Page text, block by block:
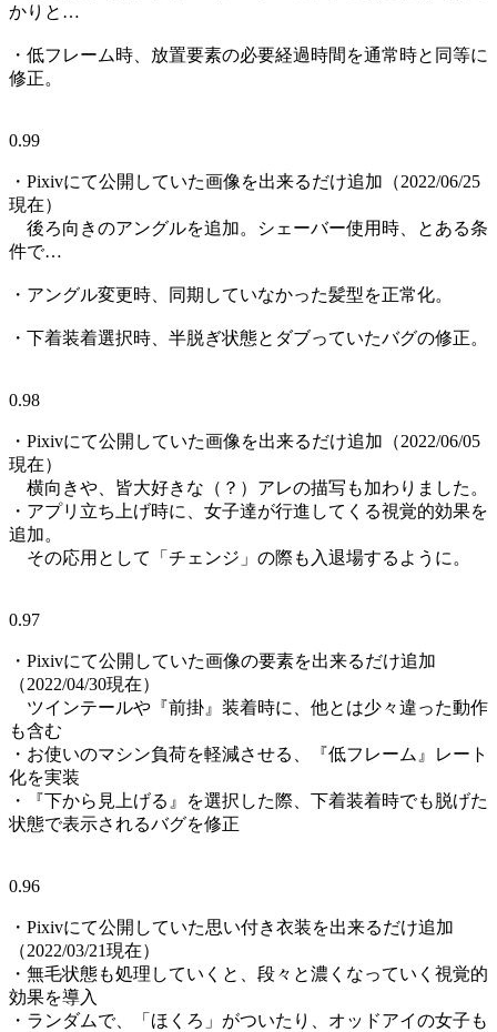
かりと…
・低フレーム時、放置要素の必要経過時間を通常時と同等に
修正。
0.99
・Pixivにて公開していた画像を出来るだけ追加（2022/06/25
現在）
後ろ向きのアングルを追加。シェーバー使用時、とある条
件で…
・アングル変更時、同期していなかった髪型を正常化。
・下着装着選択時、半脱ぎ状態とダブっていたバグの修正。
0.98
・Pixivにて公開していた画像を出来るだけ追加（2022/06/05
現在）
横向きや、皆大好きな（？）アレの描写も加わりました。
・アプリ立ち上げ時に、女子達が行進してくる視覚的効果を
追加。
その応用として「チェンジ」の際も入退場するように。
0.97
・Pixivにて公開していた画像の要素を出来るだけ追加
（2022/04/30現在）
ツインテールや『前掛』装着時に、他とは少々違った動作
も含む
・お使いのマシン負荷を軽減させる、『低フレーム』レート
化を実装
・『下から見上げる』を選択した際、下着装着時でも脱げた
状態で表示されるバグを修正
0.96
・Pixivにて公開していた思い付き衣装を出来るだけ追加
（2022/03/21現在）
・無毛状態も処理していくと、段々と濃くなっていく視覚的
効果を導入
・ランダムで、「ほくろ」がついたり、オッドアイの女子も